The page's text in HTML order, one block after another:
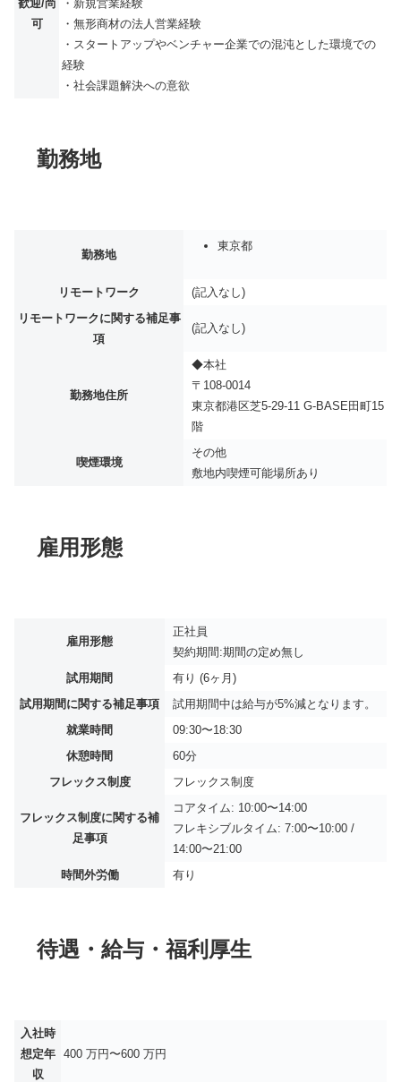
歓迎/尚
可
・新規営業経験
・無形商材の法人営業経験
・スタートアップやベンチャー企業での混沌とした環境での
経験
・社会課題解決への意欲
勤務地
勤務地
東京都
リモートワーク
(記入なし)
リモートワークに関する補足事
項
(記入なし)
勤務地住所
◆本社
〒108-0014
東京都港区芝5-29-11 G-BASE田町15
階
喫煙環境
その他
敷地内喫煙可能場所あり
雇用形態
雇用形態
正社員
契約期間:期間の定め無し
試用期間
有り (6ヶ月)
試用期間に関する補足事項
試用期間中は給与が5%減となります。
就業時間
09:30〜18:30
休憩時間
60分
フレックス制度
フレックス制度
フレックス制度に関する補
足事項
コアタイム: 10:00〜14:00
フレキシブルタイム: 7:00〜10:00 /
14:00〜21:00
時間外労働
有り
待遇・給与・福利厚生
入社時
想定年
収
400 万円〜600 万円